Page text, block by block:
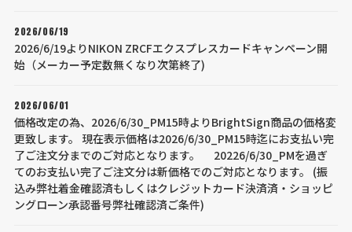
2026/06/19
2026/6/19よりNIKON ZRCFエクスプレスカードキャンペーン開
始（メーカー予定数無くなり次第終了)
2026/06/01
価格改定の為、2026/6/30_PM15時よりBrightSign商品の価格変
更致します。 現在表示価格は2026/6/30_PM15時迄にお支払い完
了ご注文分までのご対応となります。 20226/6/30_PMを過ぎ
てのお支払い完了ご注文分は新価格でのご対応となります。 (振
込み弊社着金確認済もしくはクレジットカード決済済・ショッピ
ングローン承認番号弊社確認済ご条件)